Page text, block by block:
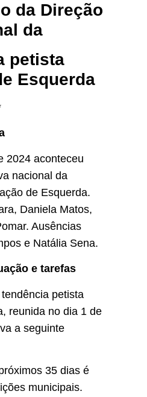
da Direção
da
petista
Esquerda
2024 aconteceu
nacional da
de Esquerda.
Daniela Matos,
Ausências
e Natália Sena.
e tarefas
petista
reunida no dia 1 de
a seguinte
35 dias é
municipais.